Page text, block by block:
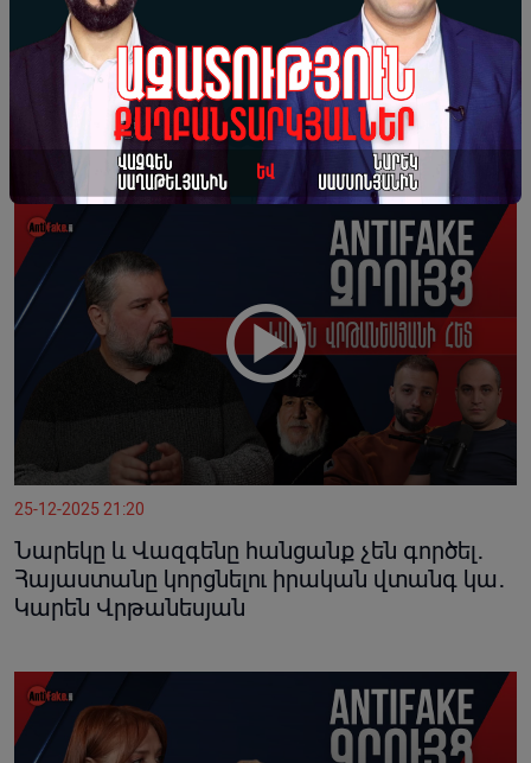
09-01-2026 20:12
ԱՄՆ-ն ցույց տվեց, որ գործում է «ուժի
իրավունքի» սկզբունքը. խաղաղություն չի
լինելու․ Նաիրի Սարգսյան
25-12-2025 21:20
Նարեկը և Վազգենը հանցանք չեն գործել․
Հայաստանը կորցնելու իրական վտանգ կա․
Կարեն Վրթանեսյան